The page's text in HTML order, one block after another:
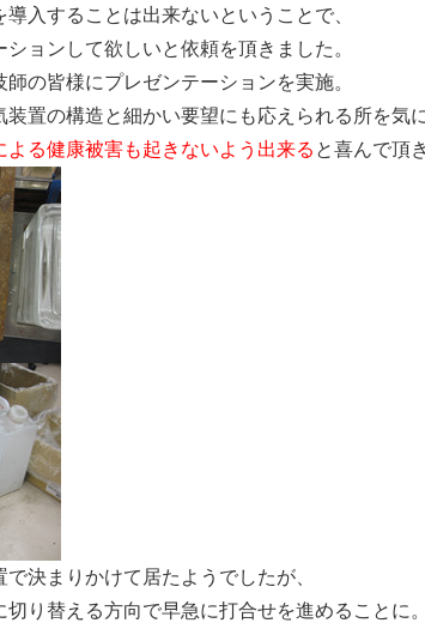
入することは出来ないということで、
ョンして欲しいと依頼を頂きました。
の皆様にプレゼンテーションを実施。
置の構造と細かい要望にも応えられる所を気
よる健康被害も起きないよう出来る と喜んで頂
決まりかけて居たようでしたが、
り替える方向で早急に打合せを進めることに。